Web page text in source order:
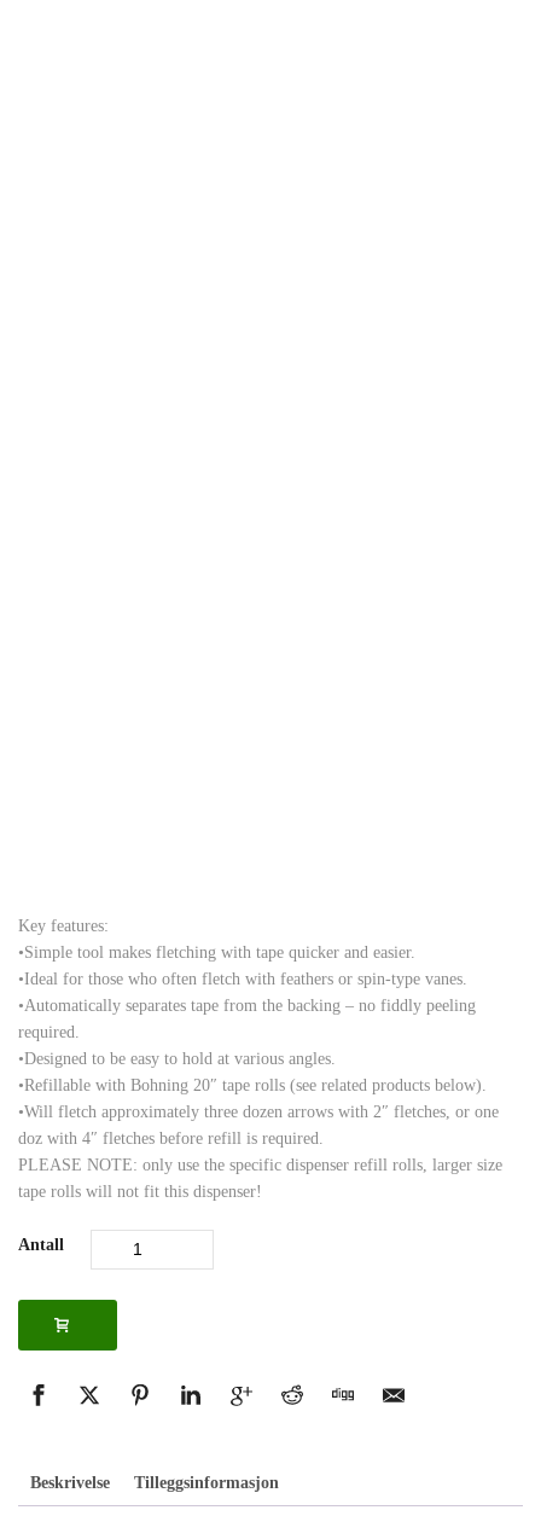
Key features:
•Simple tool makes fletching with tape quicker and easier.
•Ideal for those who often fletch with feathers or spin-type vanes.
•Automatically separates tape from the backing – no fiddly peeling
required.
•Designed to be easy to hold at various angles.
•Refillable with Bohning 20″ tape rolls (see related products below).
•Will fletch approximately three dozen arrows with 2″ fletches, or one
doz with 4″ fletches before refill is required.
PLEASE NOTE: only use the specific dispenser refill rolls, larger size
tape rolls will not fit this dispenser!
Antall
Beskrivelse Tilleggsinformasjon